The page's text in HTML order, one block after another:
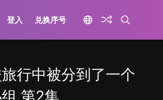
登入 兑换序号
行中被分到了一个
第2集